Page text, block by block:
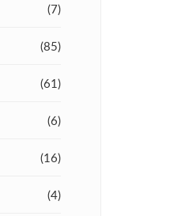
(7)
(85)
(61)
(6)
(16)
(4)